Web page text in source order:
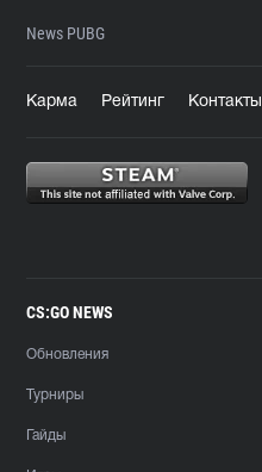
News PUBG
Карма Рейтинг Контакты
CS:GO NEWS
Обновления
Турниры
Гайды